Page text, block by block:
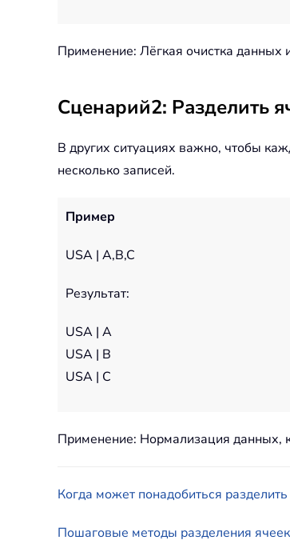
Применение: Лёгкая очистка данных
Сценарий2: Разделить
В других ситуациях важно, чтобы
несколько записей.
Пример
USA | A,B,C
Результат:
USA | A
USA | B
USA | C
Применение: Нормализация данных,
Когда может понадобиться
Пошаговые методы разделения ячеек